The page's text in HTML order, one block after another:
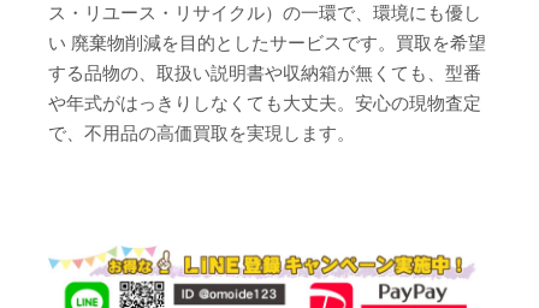
ス・リユース・リサイクル）の一環で、環境にも優し
い 廃棄物削減を目的としたサービスです。買取を希望
する品物の、取扱い説明書や収納箱が無くても、型番
や年式がはっきりしなくても大丈夫。安心の現物査定
で、不用品の高価買取を実現します。